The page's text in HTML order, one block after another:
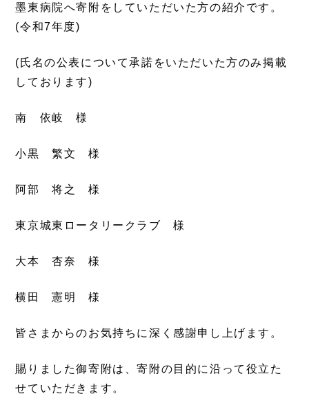
墨東病院へ寄附をしていただいた方の紹介です。
(令和7年度)
(氏名の公表について承諾をいただいた方のみ掲載
しております)
南 依岐 様
小黒 繁文 様
阿部 将之 様
東京城東ロータリークラブ 様
大本 杏奈 様
横田 憲明 様
皆さまからのお気持ちに深く感謝申し上げます。
賜りました御寄附は、寄附の目的に沿って役立た
せていただきます。